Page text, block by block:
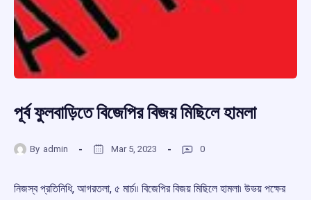
পূর্ব ফুলবাড়িতে বিজেপির বিজয় মিছিলে হামলা
By admin Mar 5, 2023 0
নিজস্ব প্রতিনিধি, আগরতলা, ৫ মার্চ৷৷ বিজেপির বিজয় মিছিলে হামলা৷ উভয় পক্ষের